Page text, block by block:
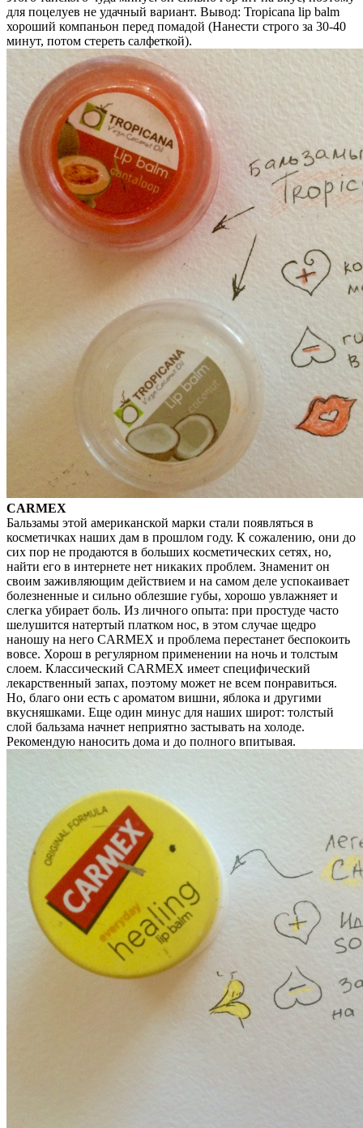
для поцелуев не удачный вариант. Вывод: Tropicana lip balm
хороший компаньон перед помадой (Нанести строго за 30-40
минут, потом стереть салфеткой).
CARMEX
Бальзамы этой американской марки стали появляться в
косметичках наших дам в прошлом году. К сожалению, они до
сих пор не продаются в больших косметических сетях, но,
найти его в интернете нет никаких проблем. Знаменит он
своим заживляющим действием и на самом деле успокаивает
болезненные и сильно облезшие губы, хорошо увлажняет и
слегка убирает боль. Из личного опыта: при простуде часто
шелушится натертый платком нос, в этом случае щедро
наношу на него CARMEX и проблема перестанет беспокоить
вовсе. Хорош в регулярном применении на ночь и толстым
слоем. Классический CARMEX имеет специфический
лекарственный запах, поэтому может не всем понравиться.
Но, благо они есть с ароматом вишни, яблока и другими
вкусняшками. Еще один минус для наших широт: толстый
слой бальзама начнет неприятно застывать на холоде.
Рекомендую наносить дома и до полного впитывая.